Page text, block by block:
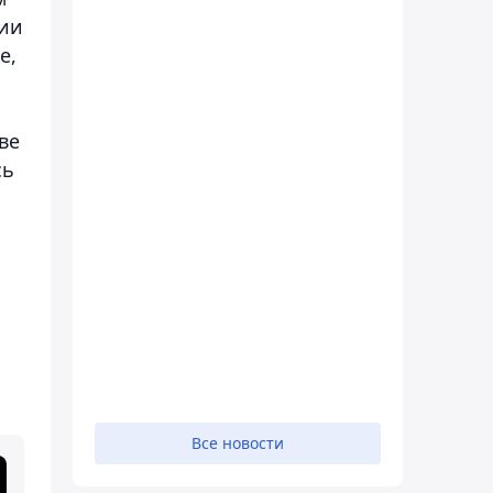
Все новости